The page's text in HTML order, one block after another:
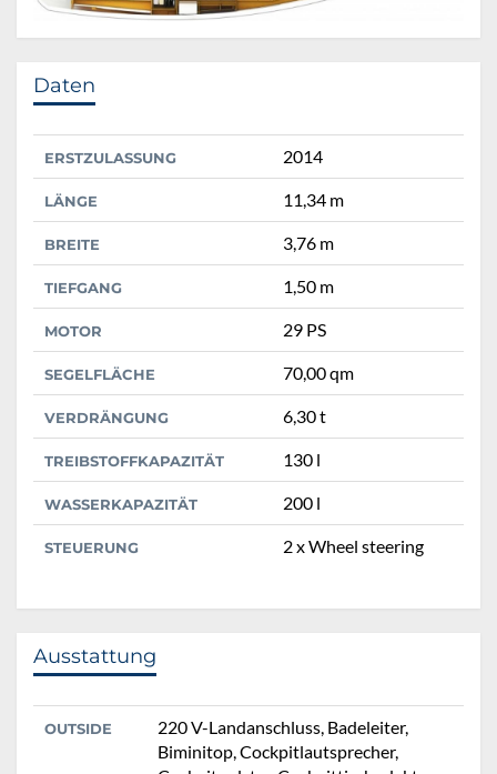
Daten
ERSTZULASSUNG 2014
LÄNGE 11,34 m
BREITE 3,76 m
TIEFGANG 1,50 m
MOTOR 29 PS
SEGELFLÄCHE 70,00 qm
VERDRÄNGUNG 6,30 t
TREIBSTOFFKAPAZITÄT 130 l
WASSERKAPAZITÄT 200 l
STEUERUNG 2 x Wheel steering
Ausstattung
OUTSIDE
220 V-Landanschluss, Badeleiter,
Biminitop, Cockpitlautsprecher,